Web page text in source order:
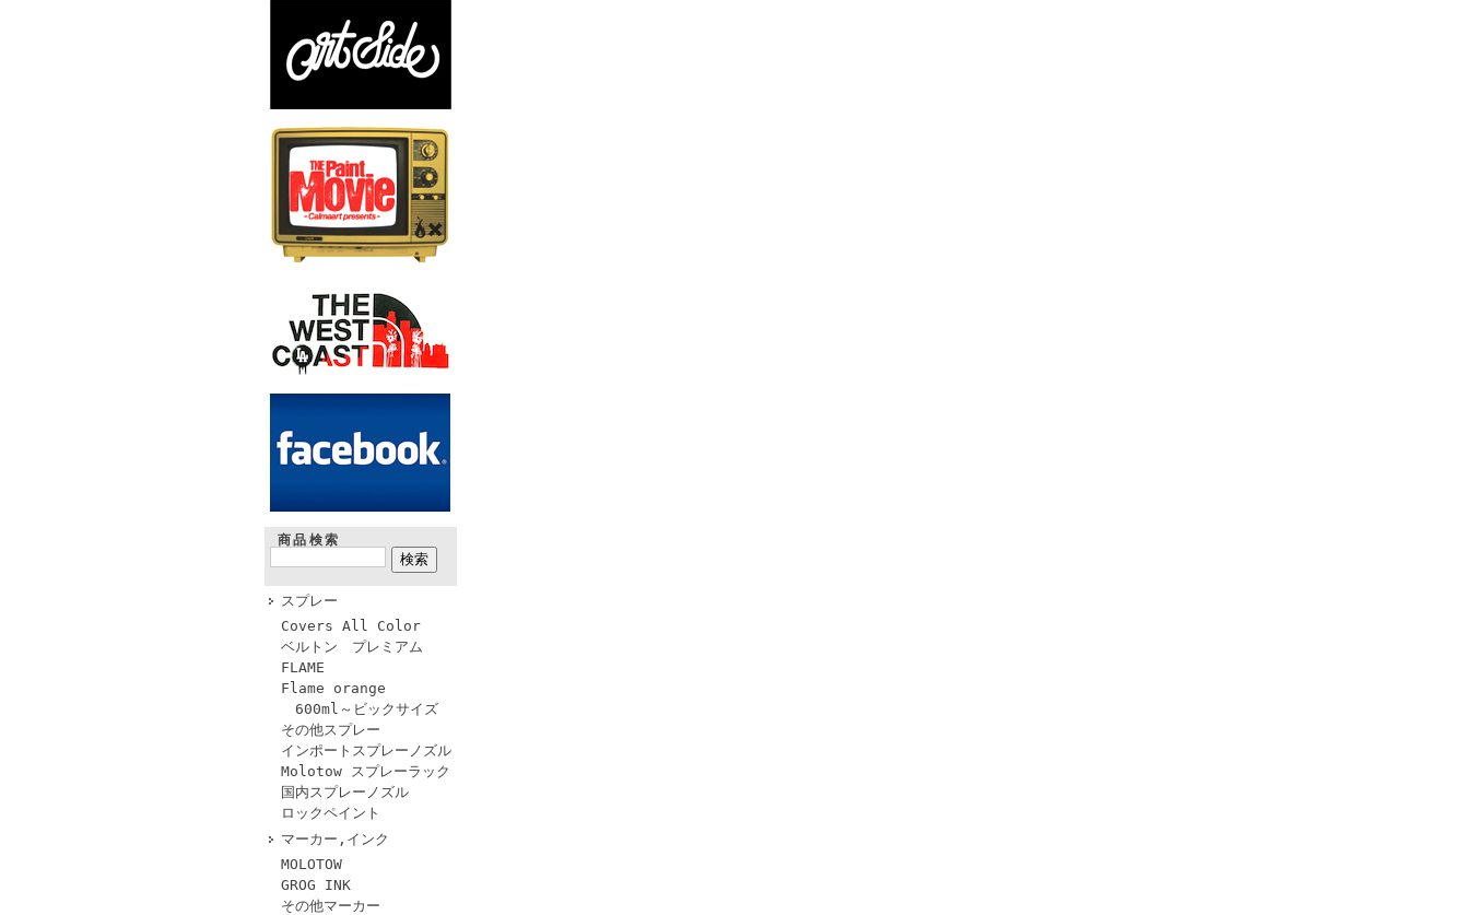
商品検索
スプレー
Covers All Color
ベルトン プレミアム
FLAME
Flame orange
600ml～ビックサイズ
その他スプレー
インポートスプレーノズル
Molotow スプレーラック
国内スプレーノズル
ロックペイント
マーカー,インク
MOLOTOW
GROG INK
その他マーカー